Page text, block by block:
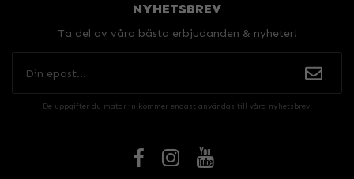
NYHETSBREV
Ta del av våra bästa erbjudanden & nyheter!
De uppgifter du matar in kommer endast användas till våra nyhetsbrev.